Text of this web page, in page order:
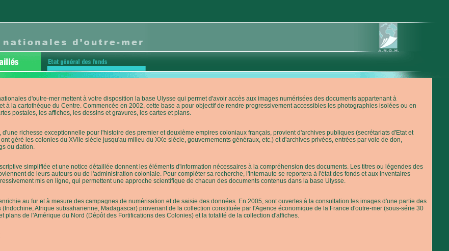
d'outre-mer mettent à votre disposition la base Ulysse qui permet d'avoir accès aux images numérisées des documents appartenant à
à la cartothèque du Centre. Commencée en 2002, cette base a pour objectif de rendre progressivement accessibles les photographies isolées ou en
postales, les affiches, les dessins et gravures, les cartes et plans.
d'une richesse exceptionnelle pour l'histoire des premier et deuxième empires coloniaux français, provient d'archives publiques (secrétariats d'Etat et
géré les colonies du XVIIe siècle jusqu'au milieu du XXe siècle, gouvernements généraux, etc.) et d'archives privées, entrées par voie de don,
ou dation.
simplifiée et une notice détaillée donnent les éléments d'information nécessaires à la compréhension des documents. Les titres ou légendes des
de leurs auteurs ou de l'administration coloniale. Pour compléter sa recherche, l'internaute se reportera à l'état des fonds et aux inventaires
mis en ligne, qui permettent une approche scientifique de chacun des documents contenus dans la base Ulysse.
au fur et à mesure des campagnes de numérisation et de saisie des données. En 2005, sont ouvertes à la consultation les images d'une partie des
(Indochine, Afrique subsaharienne, Madagascar) provenant de la collection constituée par l'Agence économique de la France d'outre-mer (sous-série 30
plans de l'Amérique du Nord (Dépôt des Fortifications des Colonies) et la totalité de la collection d'affiches.